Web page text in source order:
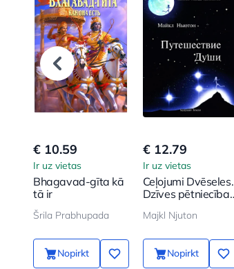
€ 10.59
Ir uz vietas
Bhagavad-gīta kā
tā ir
Šrila Prabhupada
Nopirkt
€ 12.79
Ir uz vietas
Ceļojumi Dvēseles.
Dzīves pētniecība
Majkl Njuton
Nopirkt